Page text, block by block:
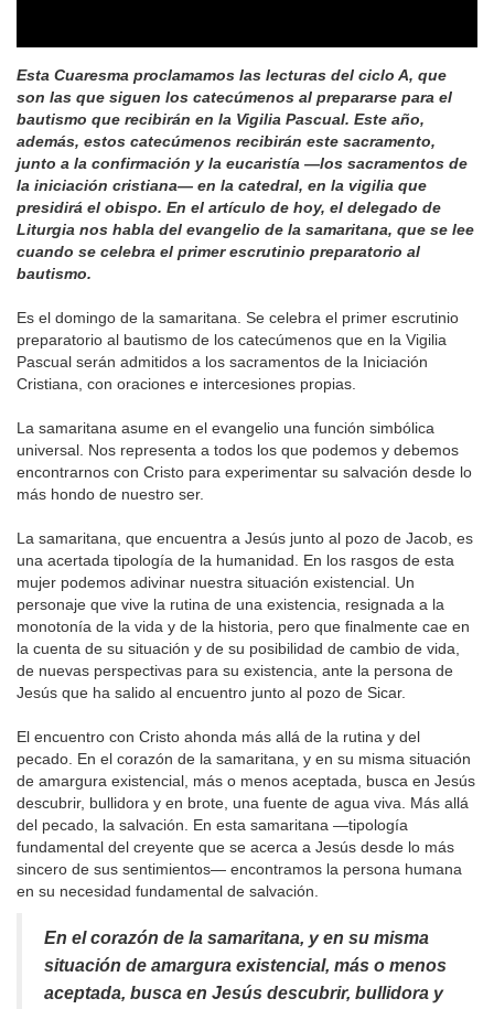
Esta Cuaresma proclamamos las lecturas del ciclo A, que
son las que siguen los catecúmenos al prepararse para el
bautismo que recibirán en la Vigilia Pascual. Este año,
además, estos catecúmenos recibirán este sacramento,
junto a la confirmación y la eucaristía —los sacramentos de
la iniciación cristiana— en la catedral, en la vigilia que
presidirá el obispo. En el artículo de hoy, el delegado de
Liturgia nos habla del evangelio de la samaritana, que se lee
cuando se celebra el primer escrutinio preparatorio al
bautismo.
Es el domingo de la samaritana. Se celebra el primer escrutinio
preparatorio al bautismo de los catecúmenos que en la Vigilia
Pascual serán admitidos a los sacramentos de la Iniciación
Cristiana, con oraciones e intercesiones propias.
La samaritana asume en el evangelio una función simbólica
universal. Nos representa a todos los que podemos y debemos
encontrarnos con Cristo para experimentar su salvación desde lo
más hondo de nuestro ser.
La samaritana, que encuentra a Jesús junto al pozo de Jacob, es
una acertada tipología de la humanidad. En los rasgos de esta
mujer podemos adivinar nuestra situación existencial. Un
personaje que vive la rutina de una existencia, resignada a la
monotonía de la vida y de la historia, pero que finalmente cae en
la cuenta de su situación y de su posibilidad de cambio de vida,
de nuevas perspectivas para su existencia, ante la persona de
Jesús que ha salido al encuentro junto al pozo de Sicar.
El encuentro con Cristo ahonda más allá de la rutina y del
pecado. En el corazón de la samaritana, y en su misma situación
de amargura existencial, más o menos aceptada, busca en Jesús
descubrir, bullidora y en brote, una fuente de agua viva. Más allá
del pecado, la salvación. En esta samaritana —tipología
fundamental del creyente que se acerca a Jesús desde lo más
sincero de sus sentimientos— encontramos la persona humana
en su necesidad fundamental de salvación.
En el corazón de la samaritana, y en su misma
situación de amargura existencial, más o menos
aceptada, busca en Jesús descubrir, bullidora y